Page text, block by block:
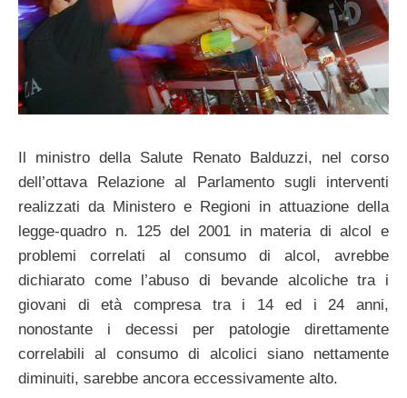
Il ministro della Salute Renato Balduzzi, nel corso
dell’ottava Relazione al Parlamento sugli interventi
realizzati da Ministero e Regioni in attuazione della
legge-quadro n. 125 del 2001 in materia di alcol e
problemi correlati al consumo di alcol, avrebbe
dichiarato come l’abuso di bevande alcoliche tra i
giovani di età compresa tra i 14 ed i 24 anni,
nonostante i decessi per patologie direttamente
correlabili al consumo di alcolici siano nettamente
diminuiti, sarebbe ancora eccessivamente alto.